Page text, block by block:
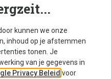
kunnen we onze
inhoud op je afstemmen
tonen. Je
van je gegevens in
Privacy Beleid voor